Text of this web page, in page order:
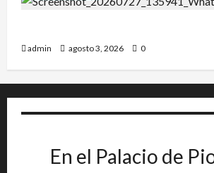
admin agosto 3, 2026 0
En el Palacio de